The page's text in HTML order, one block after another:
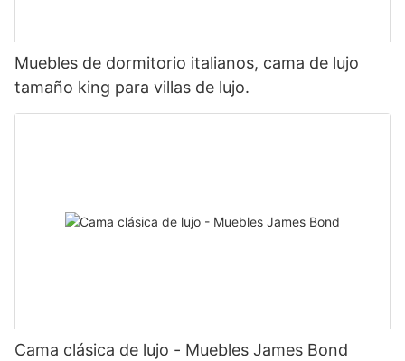
Muebles de dormitorio italianos, cama de lujo
tamaño king para villas de lujo.
Cama clásica de lujo - Muebles James Bond